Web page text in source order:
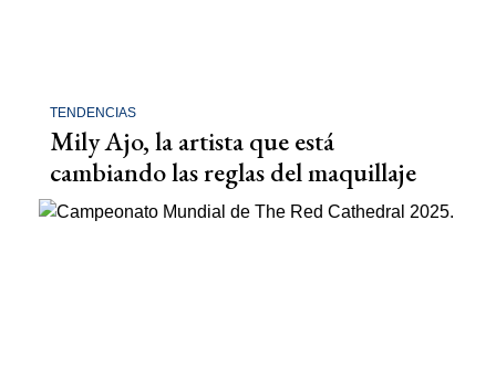
TENDENCIAS
Mily Ajo, la artista que está
cambiando las reglas del maquillaje